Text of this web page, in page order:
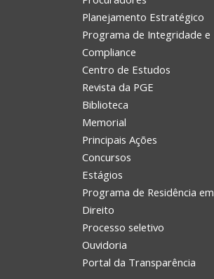
Planejamento Estratégico
Programa de Integridade e
Compliance
Centro de Estudos
Revista da PGE
Biblioteca
Memorial
Principais Ações
Concursos
Estágios
Programa de Residência em
Direito
Processo seletivo
Ouvidoria
Portal da Transparência